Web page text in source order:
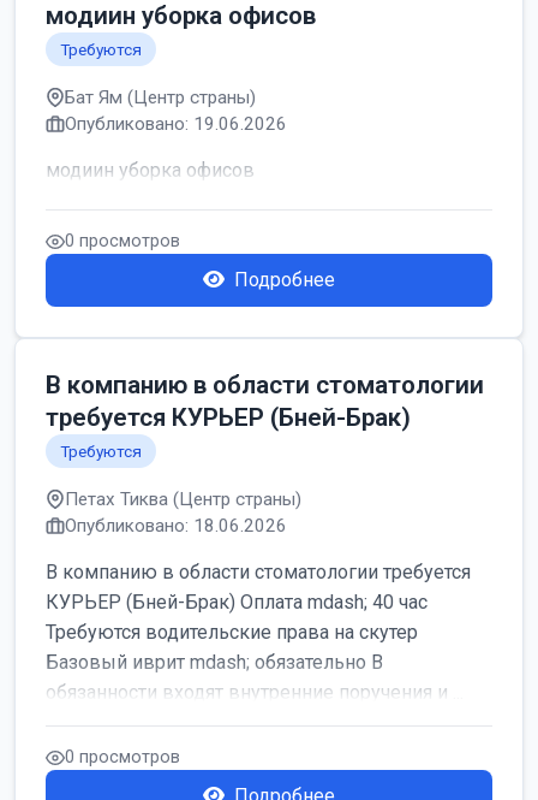
модиин уборка офисов
Требуются
Бат Ям (Центр страны)
Опубликовано: 19.06.2026
модиин уборка офисов
0 просмотров
Подробнее
В компанию в области стоматологии
требуется КУРЬЕР (Бней-Брак)
Требуются
Петах Тиква (Центр страны)
Опубликовано: 18.06.2026
В компанию в области стоматологии требуется
КУРЬЕР (Бней-Брак) Оплата mdash; 40 час
Требуются водительские права на скутер
Базовый иврит mdash; обязательно В
обязанности входят внутренние поручения и ...
0 просмотров